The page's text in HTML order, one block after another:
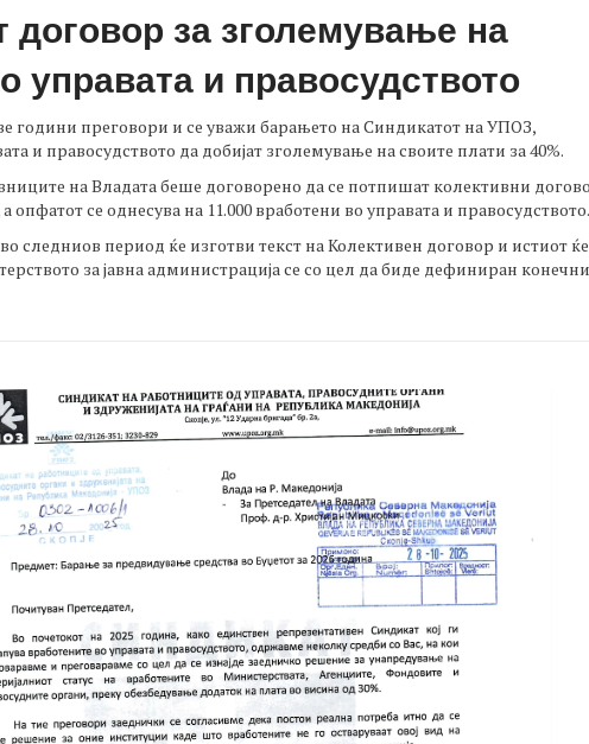
договор за зголемување на
управата и правосудството
години преговори и се уважи барањето на Синдикатот на УПОЗ,
и правосудството да добијат зголемување на своите плати за 40%.
на Владата беше договорено да се потпишат колективни
опфатот се однесува на 11.000 вработени во управата и правосудството.
следниов период ќе изготви текст на Колективен договор и истиот
за јавна администрација се со цел да биде дефиниран